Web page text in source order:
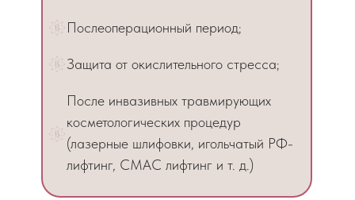
Защита от окислительного стресса;
Послеоперационный период;
После инвазивных травмирующих
косметологических процедур
(лазерные шлифовки, игольчатый РФ-
лифтинг, СМАС лифтинг и т. д.)